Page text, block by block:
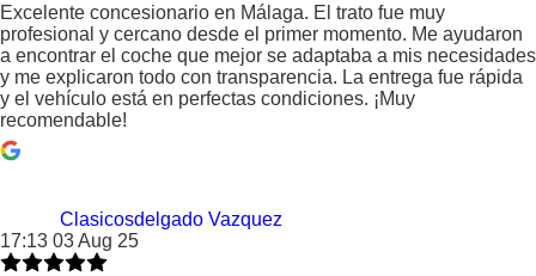
Excelente concesionario en Málaga. El trato fue muy
profesional y cercano desde el primer momento. Me ayudaron
a encontrar el coche que mejor se adaptaba a mis necesidades
y me explicaron todo con transparencia. La entrega fue rápida
y el vehículo está en perfectas condiciones. ¡Muy
recomendable!
Clasicosdelgado Vazquez
17:13 03 Aug 25